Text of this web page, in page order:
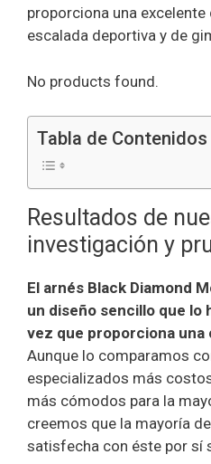
proporciona una
escalada deportiva y de
No products found.
Tabla de Contenidos
Resultados de
investigación y
El arnés Black Diamond
un diseño sencillo que lo
vez que proporciona
Aunque lo comparamos
especializados más
más cómodos para la
creemos que la mayoría
satisfecha con éste por sí